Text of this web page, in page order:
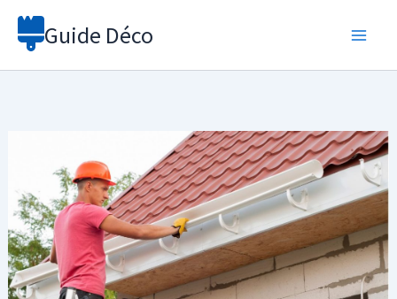
Aller
Guide Déco